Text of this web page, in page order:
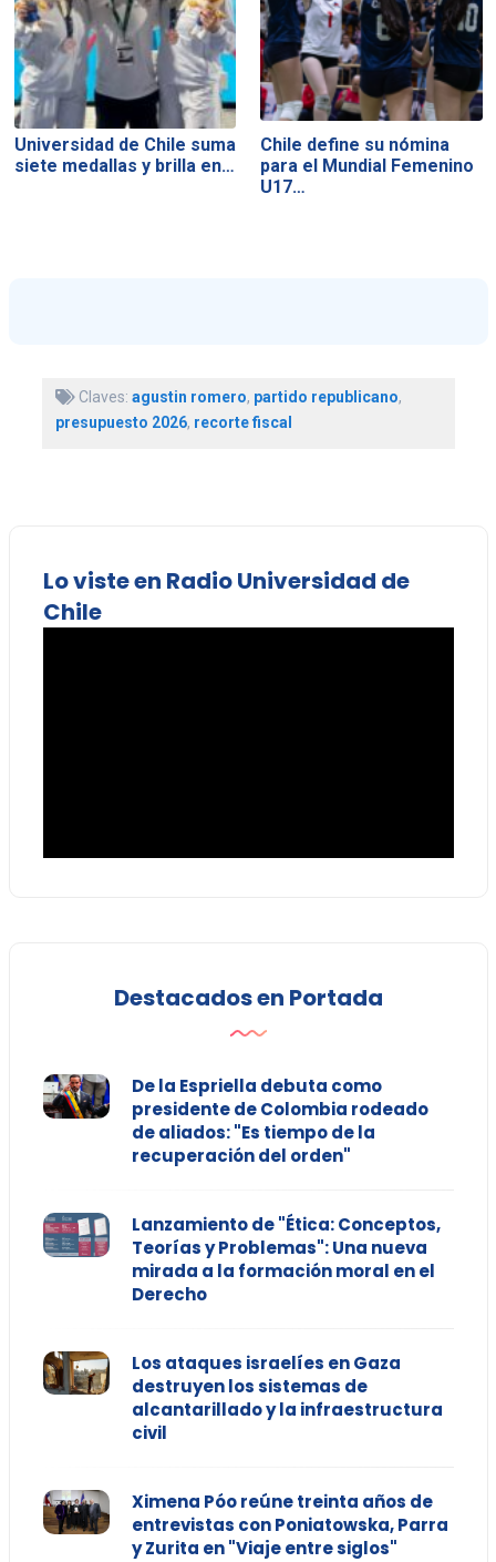
Universidad de Chile suma
siete medallas y brilla en…
Chile define su nómina
para el Mundial Femenino
U17…
Claves: agustin romero, partido republicano,
presupuesto 2026, recorte fiscal
Lo viste en Radio Universidad de
Chile
Destacados en Portada
De la Espriella debuta como
presidente de Colombia rodeado
de aliados: "Es tiempo de la
recuperación del orden"
Lanzamiento de "Ética: Conceptos,
Teorías y Problemas": Una nueva
mirada a la formación moral en el
Derecho
Los ataques israelíes en Gaza
destruyen los sistemas de
alcantarillado y la infraestructura
civil
Ximena Póo reúne treinta años de
entrevistas con Poniatowska, Parra
y Zurita en "Viaje entre siglos"